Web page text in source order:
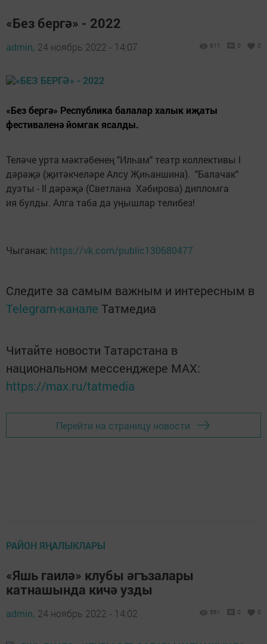
«Без бергә» - 2022
admin, 24 ноябрь 2022 - 14:07 611 0 0
«Без бергә» Республика балалар халык иҗаты
фестиваленә йомгак ясалды.
Теләче урта мәктәбенең "Илһам" театр коллективы l
дәрәҗә (җитәкчеләре Алсу Җиһаншина). "Балачак"
дуэты - ll дәрәҗә (Светлана Хәбирова) дипломга
ия булды. Алга таба да уңышлар телибез!
Чыганак: https://vk.com/public130680477
Следите за самым важным и интересным в
Telegram-канале Татмедиа
Читайте новости Татарстана в
национальном мессенджере MАХ:
https://max.ru/tatmedia
Перейти на страницу новости
РАЙОН ЯҢАЛЫКЛАРЫ
«Яшь гаилә» клубы әгъзалары
катнашында кичә узды
admin, 24 ноябрь 2022 - 14:02 561 0 0